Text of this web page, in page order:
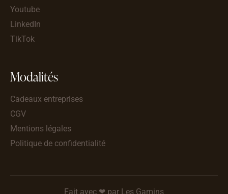
Youtube
LinkedIn
TikTok
Modalités
Cadeaux entreprises
CGV
Mentions légales
Politique de confidentialité
Fait avec ❤ par Les Gamins